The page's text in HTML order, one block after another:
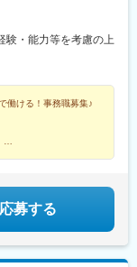
業所■岡山営業所■
験・能力等を考慮の上
働ける！事務職募集♪
応募する